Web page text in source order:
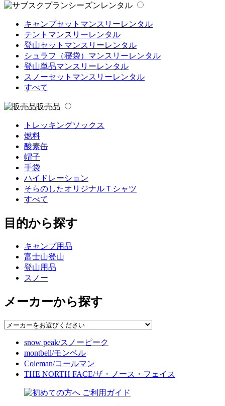
シーズンレンタル
キャンプセットマンスリーレンタル
テントマンスリーレンタル
登山セットマンスリーレンタル
シュラフ（寝袋）マンスリーレンタル
登山単品マンスリーレンタル
スノーセットマンスリーレンタル
すべて
販売品
トレッキングソックス
燃料
酸素缶
帽子
手袋
ハイドレーション
そらのしたオリジナルＴシャツ
すべて
目的から探す
キャンプ用品
富士山登山
登山用品
スノー
メーカーから探す
snow peak/スノーピーク
montbell/モンベル
Coleman/コールマン
THE NORTH FACE/ザ・ノース・フェイス